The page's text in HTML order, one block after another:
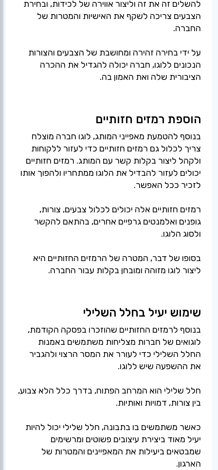
להשלים זה את זה וליצור אווירה של לכידות, ובחירת
הצבעים צריכה לשקף את האישיות והמטרות של
החברה.
על ידי בחירה זהירה ומחושבת של הצבעים והצורות
הנכונים ללוגו, חברה יכולה להגדיל את ההכרה
הציבורית שלה ואת האמון בה.
הוספת רמזים חזותיים
בנוסף להטמעת מאפייני המותג, לוגו חברה מוצלח
צריך לכלול גם רמזים חזותיים כדי לעזור ללקוחות
ולקהל ליצור בקלות קשר עם המותג. רמזים חזותיים
יכולים לעזור להבדיל את הלוגו ממתחריו ולהפוך אותו
לזכיר ככל האפשר.
רמזים חזותיים אלה יכולים לכלול צבעים, צורות,
גופנים ואלמנטים גרפיים אחרים, בהתאם להקשר
ולסוג הלוגו.
בסופו של דבר, המטרה של הרמזים החזותיים היא
ליצור לוגו מזוהה ומובחן בקלות עבור החברה.
שימוש יעיל בחלל השלילי
בנוסף לרמזים החזותיים שהוזכרו בפסקה הקודמת,
לוגואים של חברות מצליחות משתמשים באמנות
החלל השלילי כדי לעורר את המסר הרצוי ולהגביר
את ההשפעה שיש ללוגו.
חלל שלילי הוא המרחב הפתוח, בדרך כלל הלא צבוע,
בין צורות, דמויות ואותיות.
כאשר משתמשים בו בתבונה, חלל שלילי יכול להיות
יעיל מאוד ביצירת עיצובים פשוטים ומרשימים
שמבטאים ביעילות את המאפיינים והמטרות של
הארגון.